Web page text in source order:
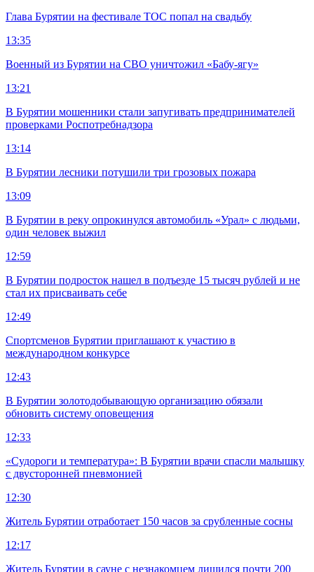
Глава Бурятии на фестивале ТОС попал на свадьбу
13:35
Военный из Бурятии на СВО уничтожил «Бабу-ягу»
13:21
В Бурятии мошенники стали запугивать предпринимателей
проверками Роспотребнадзора
13:14
В Бурятии лесники потушили три грозовых пожара
13:09
В Бурятии в реку опрокинулся автомобиль «Урал» с людьми,
один человек выжил
12:59
В Бурятии подросток нашел в подъезде 15 тысяч рублей и не
стал их присваивать себе
12:49
Спортсменов Бурятии приглашают к участию в
международном конкурсе
12:43
В Бурятии золотодобывающую организацию обязали
обновить систему оповещения
12:33
«Судороги и температура»: В Бурятии врачи спасли малышку
с двусторонней пневмонией
12:30
Житель Бурятии отработает 150 часов за срубленные сосны
12:17
Житель Бурятии в сауне с незнакомцем лишился почти 200